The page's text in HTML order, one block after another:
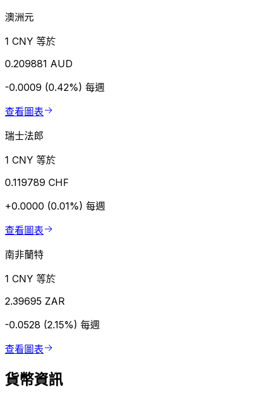
澳洲元
1 CNY 等於
0.209881 AUD
-0.0009 (0.42%) 每週
查看圖表
瑞士法郎
1 CNY 等於
0.119789 CHF
+0.0000 (0.01%) 每週
查看圖表
南非蘭特
1 CNY 等於
2.39695 ZAR
-0.0528 (2.15%) 每週
查看圖表
貨幣資訊